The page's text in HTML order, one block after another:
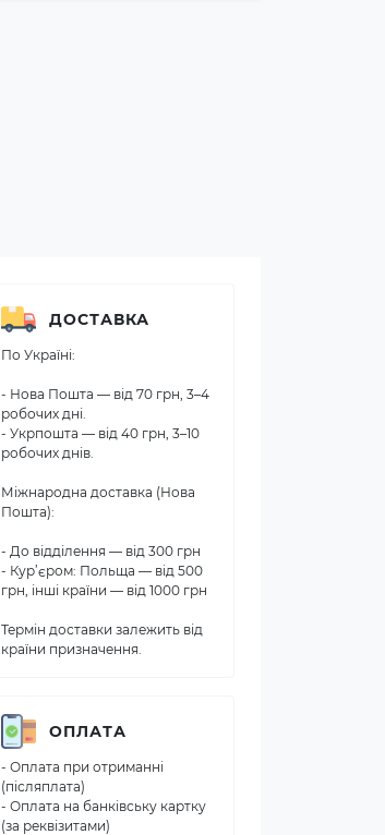
ДОСТАВКА
По Україні:
- Нова Пошта — від 70 грн, 3–4
робочих дні.
- Укрпошта — від 40 грн, 3–10
робочих днів.
Міжнародна доставка (Нова
Пошта):
- До відділення — від 300 грн
- Кур’єром: Польща — від 500
грн, інші країни — від 1000 грн
Термін доставки залежить від
країни призначення.
ОПЛАТА
- Оплата при отриманні
(післяплата)
- Оплата на банківську картку
(за реквізитами)